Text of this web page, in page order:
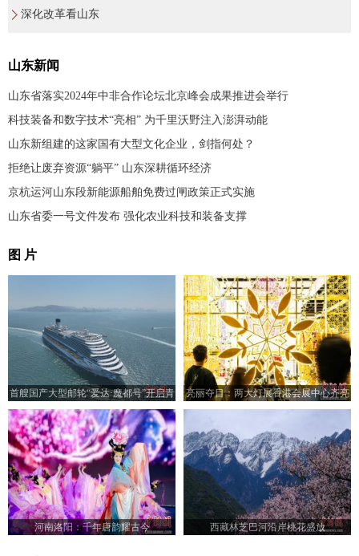
深化改革看山东
山东新闻
山东省落实2024年中非合作论坛北京峰会成果推进会举行
科技装备和数字技术“亮相” 为千里沃野注入澎湃动能
山东新组建的这家国有大型文化企业，剑指何处？
拒绝让废弃资源“躺平” 山东深耕循环经济
京杭运河山东段新能源船舶免费过闸政策正式实施
山东省委一号文件发布 强化农业科技和装备支撑
图 片
首艘国产大型邮轮“爱达·魔都号”开启青
岛航次
亮丽夺目：两大灯展香港会展中心齐亮
相
河南洛阳：千年唐韵耀古今 西藏林芝巴河沿岸桃花盛放